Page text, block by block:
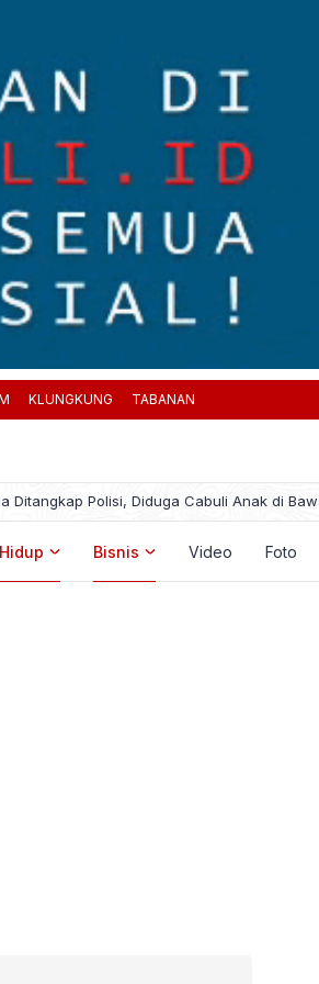
KLUNGKUNG TABANAN
Ditangkap Polisi, Diduga Cabuli Anak di
Bisnis Video Foto